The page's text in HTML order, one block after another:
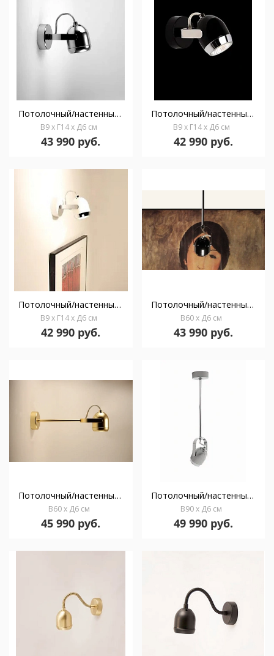
Потолочный/настенный светильник Boogie mini W1 chrome
В9 x Г14 x Д6 см
43 990 руб.
Потолочный/настенный светильник Boogie mini W1 black & chrome
В9 x Г14 x Д6 см
42 990 руб.
Потолочный/настенный светильник Boogie mini W1 white & chrome
В9 x Г14 x Д6 см
42 990 руб.
Потолочный/настенный светильник Boogie mini C60 black
В60 x Д6 см
43 990 руб.
Потолочный/настенный светильник Boogie mini C30 gold
В60 x Д6 см
45 990 руб.
Потолочный/настенный светильник Boogie mini C90 chrome
В90 x Д6 см
49 990 руб.